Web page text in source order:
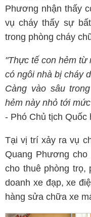
Phương nhận thấy
vụ cháy thấy sự
trong phòng cháy
"Thực tế con hẻm từ
có ngôi nhà bị cháy
Càng vào sâu
hẻm này nhỏ tới
- Phó Chủ tịch Quốc
Tại vị trí xảy ra vụ
Quang Phương
cho thuê phòng
doanh xe đạp, xe
hàng sửa chữa xe